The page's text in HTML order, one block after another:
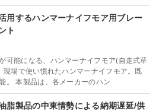
用するハンマーナイフモア用ブレー
ト
可能になる、ハンマーナイフモア(自走式草
場で使い慣れたハンマーナイフモア。既
。 本製品は、各メーカーのハン
脂製品の中東情勢による納期遅延/供